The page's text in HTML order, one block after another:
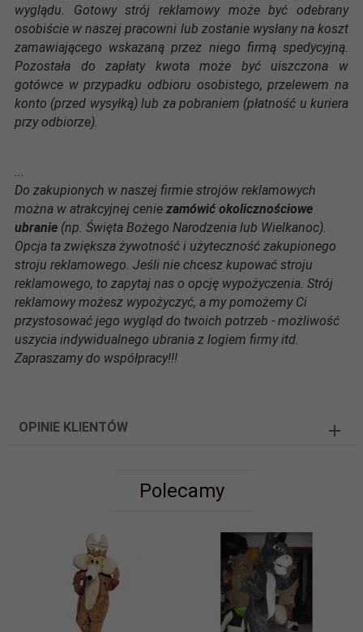
wyglądu. Gotowy strój reklamowy może być odebrany
osobiście w naszej pracowni lub zostanie wysłany na koszt
zamawiającego wskazaną przez niego firmą spedycyjną.
Pozostała do zapłaty kwota może być uiszczona w
gotówce w przypadku odbioru osobistego, przelewem na
konto (przed wysyłką) lub za pobraniem (płatność u kuriera
przy odbiorze).
...
Do zakupionych w naszej firmie strojów reklamowych
można w atrakcyjnej cenie zamówić okolicznościowe
ubranie (np. Święta Bożego Narodzenia lub Wielkanoc).
Opcja ta zwiększa żywotność i użyteczność zakupionego
stroju reklamowego. Jeśli nie chcesz kupować stroju
reklamowego, to zapytaj nas o opcję wypożyczenia. Strój
reklamowy możesz wypożyczyć, a my pomożemy Ci
przystosować jego wygląd do twoich potrzeb - możliwość
uszycia indywidualnego ubrania z logiem firmy itd.
Zapraszamy do współpracy!!!
OPINIE KLIENTÓW
Polecamy